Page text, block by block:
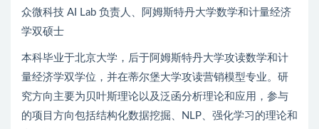
众微科技 AI Lab 负责人、阿姆斯特丹大学数学和计量经济
学双硕士
本科毕业于北京大学，后于阿姆斯特丹大学攻读数学和计
量经济学双学位，并在蒂尔堡大学攻读营销模型专业。研
究方向主要为贝叶斯理论以及泛函分析理论和应用，参与
的项目方向包括结构化数据挖掘、NLP、强化学习的理论和